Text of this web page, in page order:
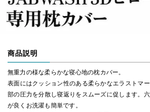
商品説明
無重力の様な柔らかな寝心地の枕カバー。
表面にはクッション性のある柔らかなエラストマ
部の圧力を分散し寝返りをスムーズに促します。
が良くお洗濯も簡単です。